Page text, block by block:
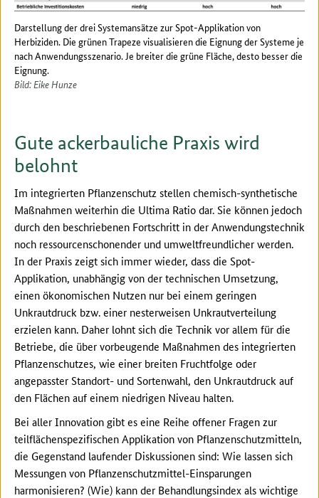
Darstellung der drei Systemansätze zur Spot-Applikation von
Herbiziden. Die grünen Trapeze visualisieren die Eignung der Systeme je
nach Anwendungsszenario. Je breiter die grüne Fläche, desto besser die
Eignung.
Bild: Eike Hunze
Gute ackerbauliche Praxis wird
belohnt
Im integrierten Pflanzenschutz stellen chemisch-synthetische
Maßnahmen weiterhin die Ultima Ratio dar. Sie können jedoch
durch den beschriebenen Fortschritt in der Anwendungstechnik
noch ressourcenschonender und umweltfreundlicher werden.
In der Praxis zeigt sich immer wieder, dass die Spot-
Applikation, unabhängig von der technischen Umsetzung,
einen ökonomischen Nutzen nur bei einem geringen
Unkrautdruck bzw. einer nesterweisen Unkrautverteilung
erzielen kann. Daher lohnt sich die Technik vor allem für die
Betriebe, die über vorbeugende Maßnahmen des integrierten
Pflanzenschutzes, wie einer breiten Fruchtfolge oder
angepasster Standort- und Sortenwahl, den Unkrautdruck auf
den Flächen auf einem niedrigen Niveau halten.
Bei aller Innovation gibt es eine Reihe offener Fragen zur
teilflächenspezifischen Applikation von Pflanzenschutzmitteln,
die Gegenstand laufender Diskussionen sind: Wie lassen sich
Messungen von Pflanzenschutzmittel-Einsparungen
harmonisieren? (Wie) kann der Behandlungsindex als wichtige